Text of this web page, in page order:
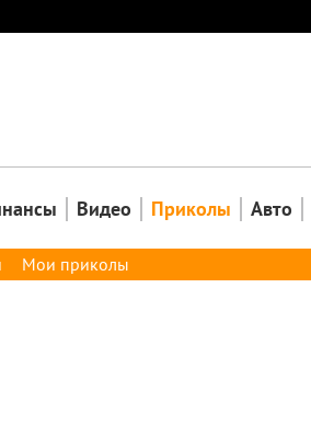
Закрыть
Видео Приколы Авто
Мои приколы